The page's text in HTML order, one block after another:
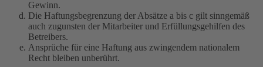
Gewinn.
Die Haftungsbegrenzung der Absätze a bis c gilt sinngemäß
auch zugunsten der Mitarbeiter und Erfüllungsgehilfen des
Betreibers.
Ansprüche für eine Haftung aus zwingendem nationalem
Recht bleiben unberührt.